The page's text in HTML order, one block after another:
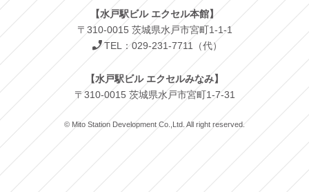
【水戸駅ビル エクセル本館】
〒310-0015 茨城県水戸市宮町1-1-1
TEL：029-231-7711（代）
【水戸駅ビル エクセルみなみ】
〒310-0015 茨城県水戸市宮町1-7-31
© Mito Station Development Co.,Ltd. All right reserved.